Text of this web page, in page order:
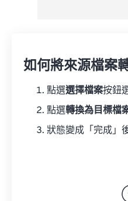
如何將來源檔案
點選選擇檔案按鈕
點選轉換為目標檔
狀態變成「完成」